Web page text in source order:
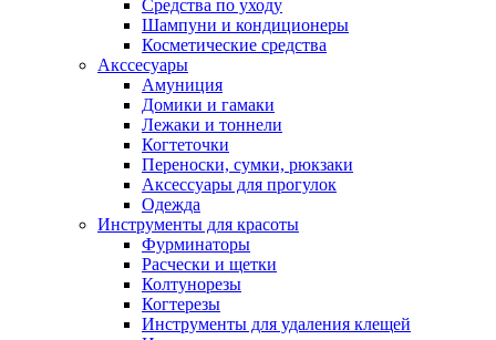
Средства по уходу
Шампуни и кондиционеры
Косметические средства
Акссесуары
Амуниция
Домики и гамаки
Лежаки и тоннели
Когтеточки
Переноски, сумки, рюкзаки
Аксессуары для прогулок
Одежда
Инструменты для красоты
Фурминаторы
Расчески и щетки
Колтунорезы
Когтерезы
Инструменты для удаления клещей